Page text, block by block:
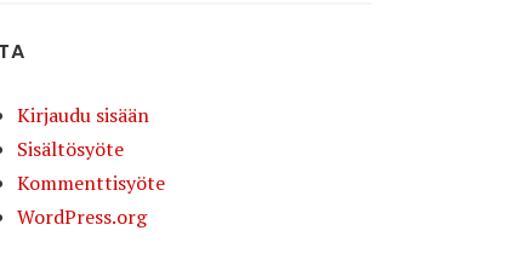
Kirjaudu sisään
Sisältösyöte
Kommenttisyöte
WordPress.org